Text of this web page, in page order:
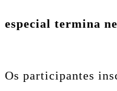
especial termina
Os participantes